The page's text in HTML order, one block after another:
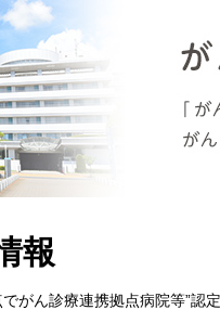
報
がん診療連携拠点病院等”認